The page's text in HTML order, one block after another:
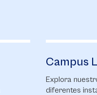
Campus
Explora
diferentes